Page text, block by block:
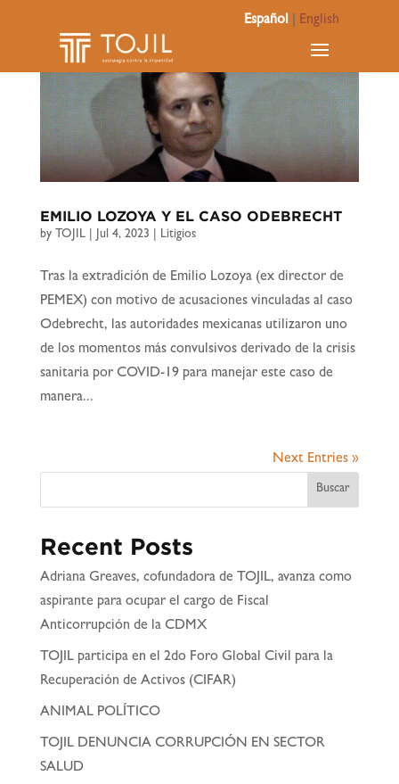
Español English
EMILIO LOZOYA Y EL CASO ODEBRECHT
by TOJIL| Jul 4, 2023 Litigios
Tras la extradición de Emilio Lozoya (ex director de
PEMEX) con motivo de acusaciones vinculadas al caso
Odebrecht, las autoridades mexicanas utilizaron uno
de los momentos más convulsivos derivado de la crisis
sanitaria por COVID-19 para manejar este caso de
manera...
Next Entries »
Buscar
Recent Posts
Adriana Greaves, cofundadora de TOJIL, avanza como
aspirante para ocupar el cargo de Fiscal
Anticorrupción de la CDMX
TOJIL participa en el 2do Foro Global Civil para la
Recuperación de Activos (CIFAR)
ANIMAL POLÍTICO
TOJIL DENUNCIA CORRUPCIÓN EN SECTOR
SALUD